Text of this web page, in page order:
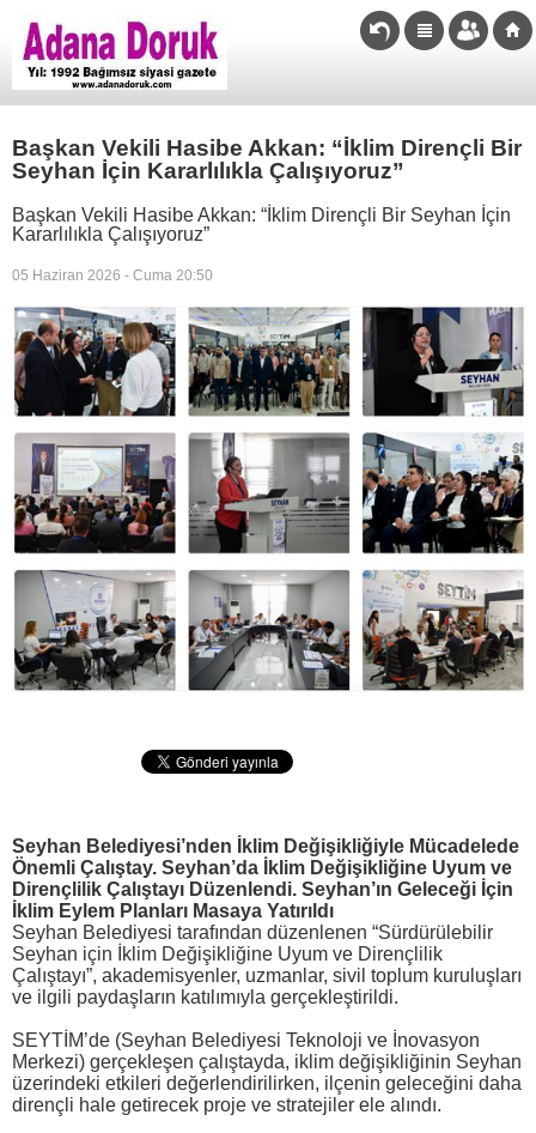
Başkan Vekili Hasibe Akkan: “İklim Dirençli Bir
Seyhan İçin Kararlılıkla Çalışıyoruz”
Başkan Vekili Hasibe Akkan: “İklim Dirençli Bir Seyhan İçin
Kararlılıkla Çalışıyoruz”
05 Haziran 2026 - Cuma 20:50
Seyhan Belediyesi’nden İklim Değişikliğiyle Mücadelede
Önemli Çalıştay. Seyhan’da İklim Değişikliğine Uyum ve
Dirençlilik Çalıştayı Düzenlendi. Seyhan’ın Geleceği İçin
İklim Eylem Planları Masaya Yatırıldı
Seyhan Belediyesi tarafından düzenlenen “Sürdürülebilir
Seyhan için İklim Değişikliğine Uyum ve Dirençlilik
Çalıştayı”, akademisyenler, uzmanlar, sivil toplum kuruluşları
ve ilgili paydaşların katılımıyla gerçekleştirildi.
SEYTİM’de (Seyhan Belediyesi Teknoloji ve İnovasyon
Merkezi) gerçekleşen çalıştayda, iklim değişikliğinin Seyhan
üzerindeki etkileri değerlendirilirken, ilçenin geleceğini daha
dirençli hale getirecek proje ve stratejiler ele alındı.